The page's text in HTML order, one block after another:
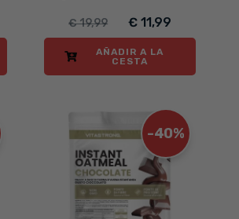
€ 19,99 € 11,99
AÑADIR A LA
CESTA
-40%